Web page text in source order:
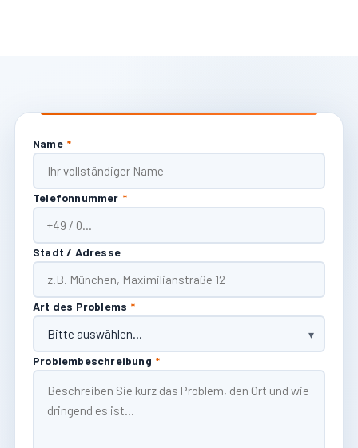
Name *
Telefonnummer *
Stadt / Adresse
Art des Problems *
Problembeschreibung *